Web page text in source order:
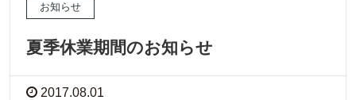
お知らせ
夏季休業期間のお知らせ
2017.08.01